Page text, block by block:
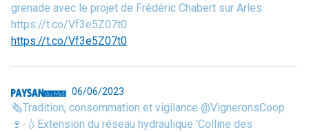
grenade avec le projet de Frédéric Chabert sur Arles
https://t.co/Vf3e5Z07t0
https://t.co/Vf3e5Z07t0
06/06/2023
🗞️Tradition, consommation et vigilance @VigneronsCoop
🍷-💧Extension du réseau hydraulique 'Colline des